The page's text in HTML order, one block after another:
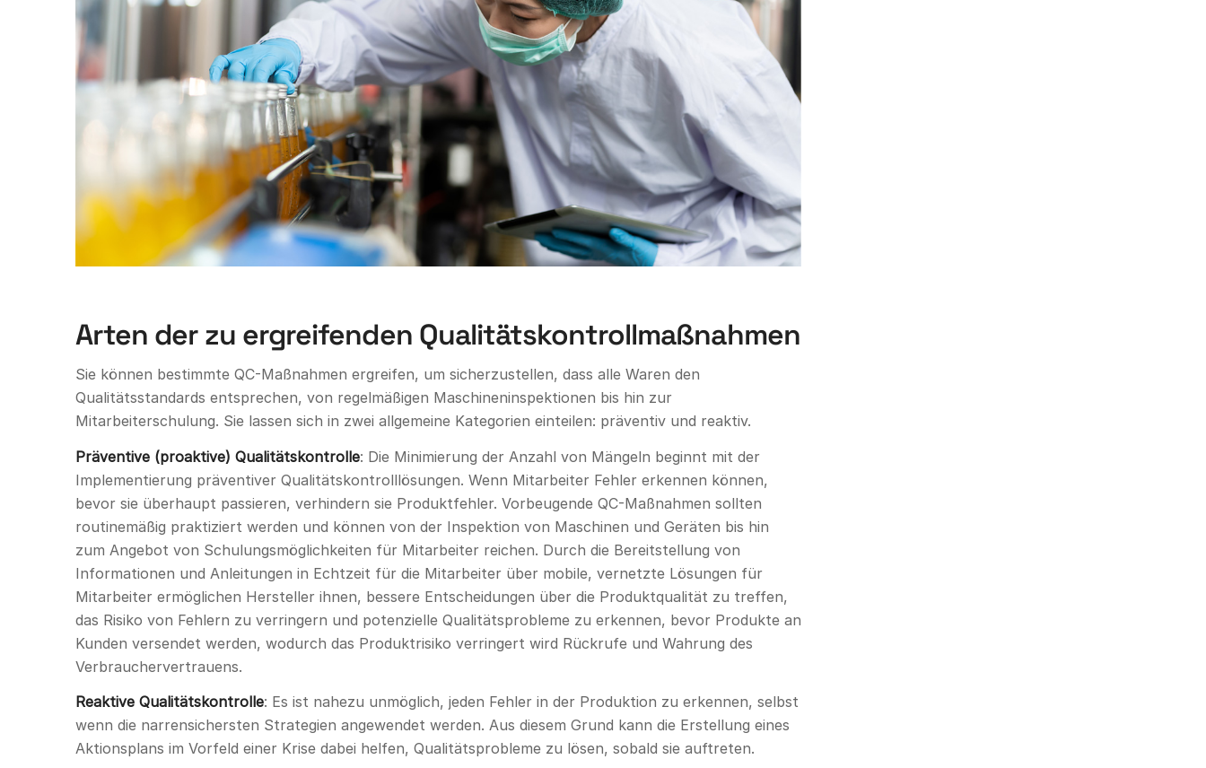
Arten der zu ergreifenden Qualitätskontrollmaßnahmen
Sie können bestimmte QC-Maßnahmen ergreifen, um sicherzustellen, dass alle Waren den
Qualitätsstandards entsprechen, von regelmäßigen Maschineninspektionen bis hin zur
Mitarbeiterschulung. Sie lassen sich in zwei allgemeine Kategorien einteilen: präventiv und reaktiv.
Präventive (proaktive) Qualitätskontrolle: Die Minimierung der Anzahl von Mängeln beginnt mit der
Implementierung präventiver Qualitätskontrolllösungen. Wenn Mitarbeiter Fehler erkennen können,
bevor sie überhaupt passieren, verhindern sie Produktfehler. Vorbeugende QC-Maßnahmen sollten
routinemäßig praktiziert werden und können von der Inspektion von Maschinen und Geräten bis hin
zum Angebot von Schulungsmöglichkeiten für Mitarbeiter reichen. Durch die Bereitstellung von
Informationen und Anleitungen in Echtzeit für die Mitarbeiter über mobile, vernetzte Lösungen für
Mitarbeiter ermöglichen Hersteller ihnen, bessere Entscheidungen über die Produktqualität zu treffen,
das Risiko von Fehlern zu verringern und potenzielle Qualitätsprobleme zu erkennen, bevor Produkte an
Kunden versendet werden, wodurch das Produktrisiko verringert wird Rückrufe und Wahrung des
Verbrauchervertrauens.
Reaktive Qualitätskontrolle: Es ist nahezu unmöglich, jeden Fehler in der Produktion zu erkennen, selbst
wenn die narrensichersten Strategien angewendet werden. Aus diesem Grund kann die Erstellung eines
Aktionsplans im Vorfeld einer Krise dabei helfen, Qualitätsprobleme zu lösen, sobald sie auftreten.